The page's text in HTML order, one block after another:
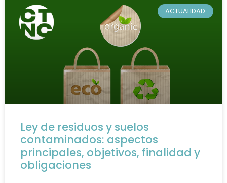
ACTUALIDAD
Ley de residuos y suelos
contaminados: aspectos
principales, objetivos, finalidad y
obligaciones